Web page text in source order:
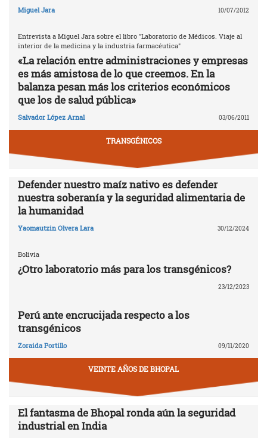
Miguel Jara 10/07/2012
Entrevista a Miguel Jara sobre el libro "Laboratorio de Médicos. Viaje al
interior de la medicina y la industria farmacéutica"
«La relación entre administraciones y empresas
es más amistosa de lo que creemos. En la
balanza pesan más los criterios económicos
que los de salud pública»
Salvador López Arnal 03/06/2011
TRANSGÉNICOS
Defender nuestro maíz nativo es defender
nuestra soberanía y la seguridad alimentaria de
la humanidad
Yaomautzin Olvera Lara 30/12/2024
Bolivia
¿Otro laboratorio más para los transgénicos?
23/12/2023
Perú ante encrucijada respecto a los
transgénicos
Zoraida Portillo 09/11/2020
VEINTE AÑOS DE BHOPAL
El fantasma de Bhopal ronda aún la seguridad
industrial en India